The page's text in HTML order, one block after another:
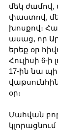
մեկ ժամով,
փաստով,
խոսքով։
ասաց, որ
երեք օր
Հուլիսի 6-ի
17-ին նա
օր։
Մահվան